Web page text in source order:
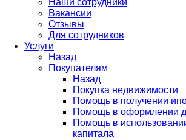
Наши сотрудники
Вакансии
Отзывы
Для сотрудников
Услуги
Назад
Покупателям
Назад
Покупка недвижимости
Помощь в получении
Помощь в оформлении
Помощь в
капитала